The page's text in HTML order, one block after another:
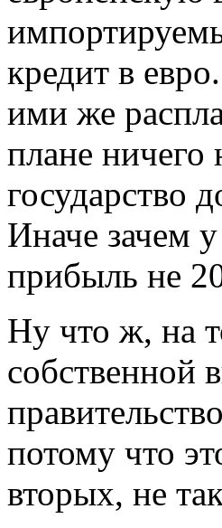
кредит в
ими же
плане ничего
государство
Иначе зачем
прибыль не
Ну что ж, на
собственной
потому что
вторых, не